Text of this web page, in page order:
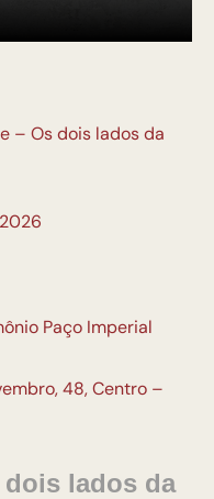
– Os dois lados da
Paço Imperial
48, Centro –
dois lados da